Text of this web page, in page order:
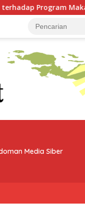
Bergizi Gratis
Media Siber